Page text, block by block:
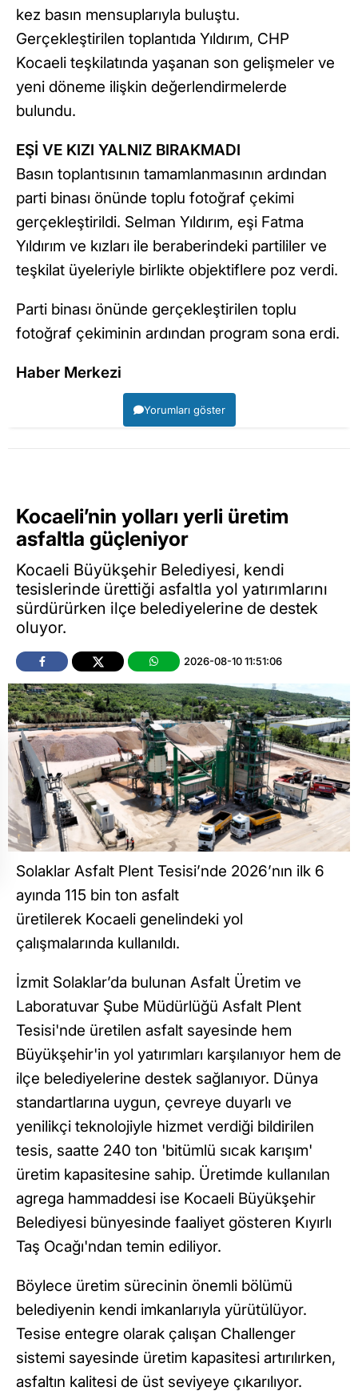
kez basın mensuplarıyla buluştu.
Gerçekleştirilen toplantıda Yıldırım, CHP
Kocaeli teşkilatında yaşanan son gelişmeler ve
yeni döneme ilişkin değerlendirmelerde
bulundu.
EŞİ VE KIZI YALNIZ BIRAKMADI
Basın toplantısının tamamlanmasının ardından
parti binası önünde toplu fotoğraf çekimi
gerçekleştirildi. Selman Yıldırım, eşi Fatma
Yıldırım ve kızları ile beraberindeki partililer ve
teşkilat üyeleriyle birlikte objektiflere poz verdi.
Parti binası önünde gerçekleştirilen toplu
fotoğraf çekiminin ardından program sona erdi.
Haber Merkezi
Yorumları göster
Kocaeli’nin yolları yerli üretim
asfaltla güçleniyor
Kocaeli Büyükşehir Belediyesi, kendi
tesislerinde ürettiği asfaltla yol yatırımlarını
sürdürürken ilçe belediyelerine de destek
oluyor.
2026-08-10 11:51:06
Solaklar Asfalt Plent Tesisi’nde 2026’nın ilk 6
ayında 115 bin ton asfalt
üretilerek Kocaeli genelindeki yol
çalışmalarında kullanıldı.
İzmit Solaklar’da bulunan Asfalt Üretim ve
Laboratuvar Şube Müdürlüğü Asfalt Plent
Tesisi'nde üretilen asfalt sayesinde hem
Büyükşehir'in yol yatırımları karşılanıyor hem de
ilçe belediyelerine destek sağlanıyor. Dünya
standartlarına uygun, çevreye duyarlı ve
yenilikçi teknolojiyle hizmet verdiği bildirilen
tesis, saatte 240 ton 'bitümlü sıcak karışım'
üretim kapasitesine sahip. Üretimde kullanılan
agrega hammaddesi ise Kocaeli Büyükşehir
Belediyesi bünyesinde faaliyet gösteren Kıyırlı
Taş Ocağı'ndan temin ediliyor.
Böylece üretim sürecinin önemli bölümü
belediyenin kendi imkanlarıyla yürütülüyor.
Tesise entegre olarak çalışan Challenger
sistemi sayesinde üretim kapasitesi artırılırken,
asfaltın kalitesi de üst seviyeye çıkarılıyor.